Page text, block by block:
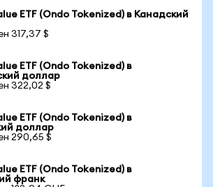
ETF (Ondo Tokenized) в Канадский
317,37 $
ETF (Ondo Tokenized) в
доллар
322,02 $
ETF (Ondo Tokenized) в
доллар
290,65 $
ETF (Ondo Tokenized) в
франк